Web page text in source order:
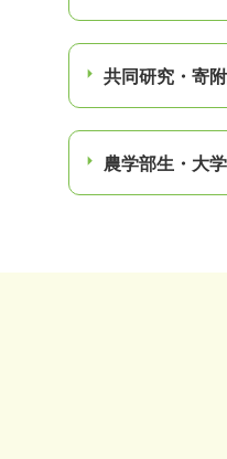
共同研究・寄
農学部生・大